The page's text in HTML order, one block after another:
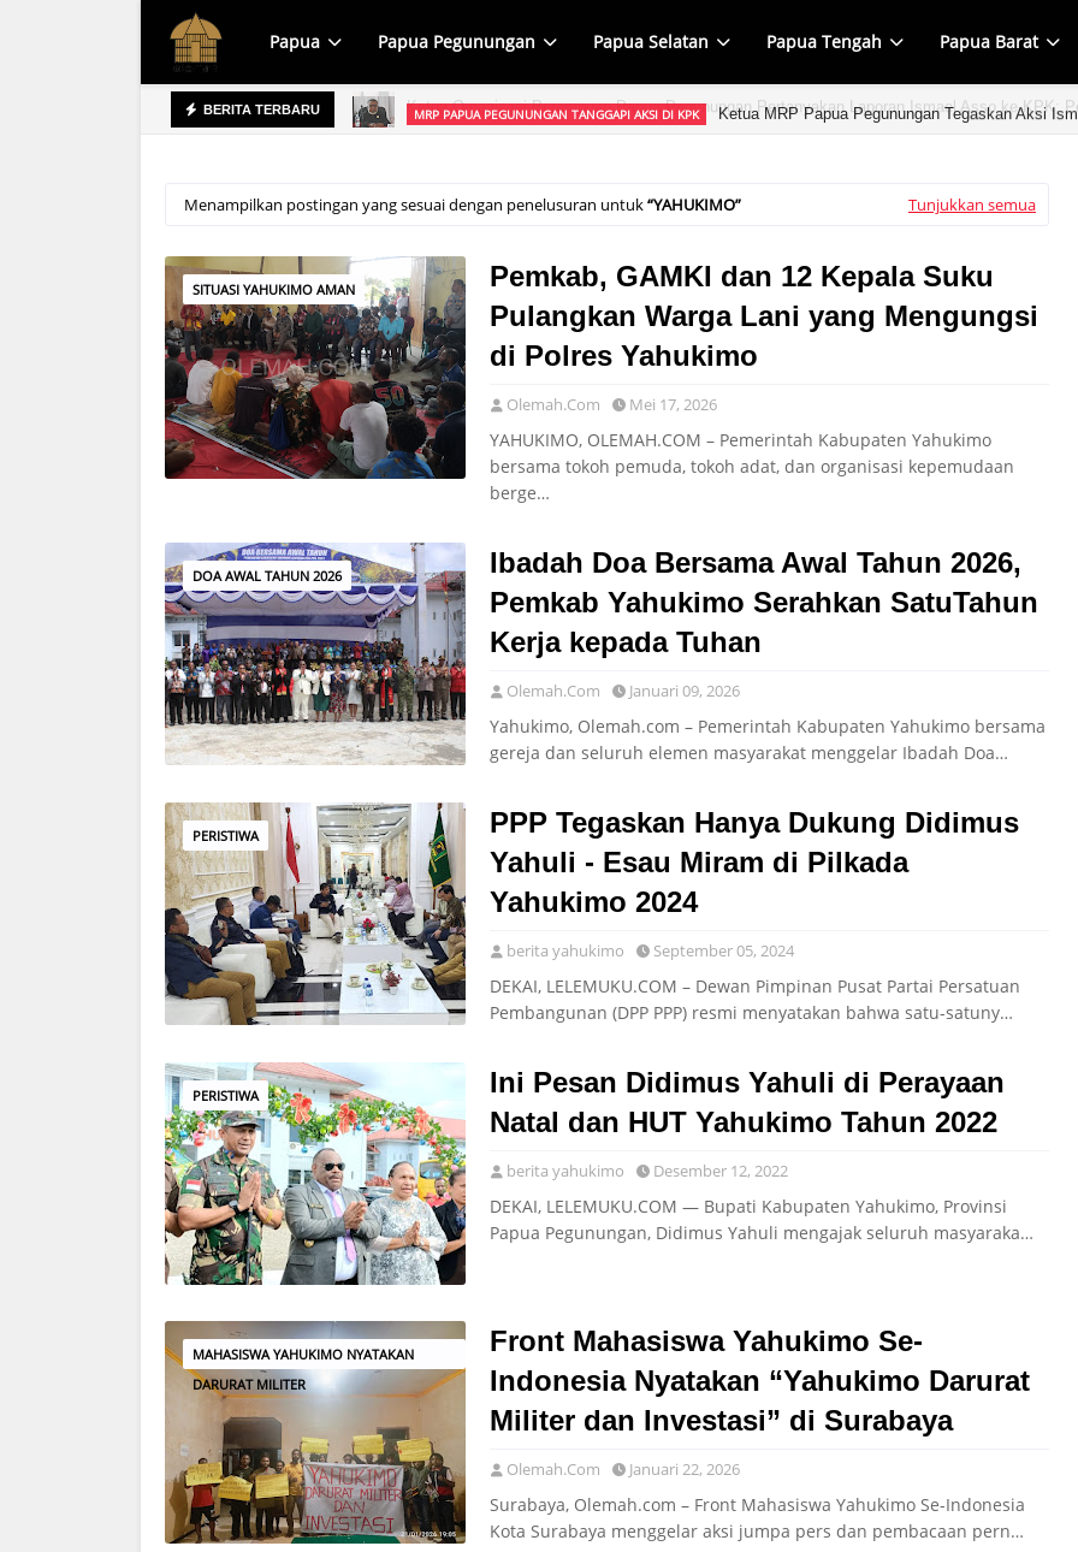
Papua Papua Pegunungan Papua Selatan Papua Tengah Papua Barat
BERITA TERBARU MRP PAPUA PEGUNUNGAN TANGGAPI AKSI DI KPK Ketua MRP Papua Pegunungan Tegaskan Aksi
Menampilkan postingan yang sesuai dengan penelusuran untuk YAHUKIMO Tunjukkan semua
SITUASI YAHUKIMO AMAN
Pemkab, GAMKI dan 12 Kepala Suku
Pulangkan Warga Lani yang Mengungsi
di Polres Yahukimo
Olemah.Com Mei 17, 2026
YAHUKIMO, OLEMAH.COM – Pemerintah Kabupaten Yahukimo
bersama tokoh pemuda, tokoh adat, dan organisasi kepemudaan
berge…
DOA AWAL TAHUN 2026
Ibadah Doa Bersama Awal Tahun 2026,
Pemkab Yahukimo Serahkan SatuTahun
Kerja kepada Tuhan
Olemah.Com Januari 09, 2026
Yahukimo, Olemah.com – Pemerintah Kabupaten Yahukimo bersama
gereja dan seluruh elemen masyarakat menggelar Ibadah Doa…
PERISTIWA
PPP Tegaskan Hanya Dukung Didimus
Yahuli - Esau Miram di Pilkada
Yahukimo 2024
berita yahukimo September 05, 2024
DEKAI, LELEMUKU.COM – Dewan Pimpinan Pusat Partai Persatuan
Pembangunan (DPP PPP) resmi menyatakan bahwa satu-satuny…
PERISTIWA
Ini Pesan Didimus Yahuli di Perayaan
Natal dan HUT Yahukimo Tahun 2022
berita yahukimo Desember 12, 2022
DEKAI, LELEMUKU.COM — Bupati Kabupaten Yahukimo, Provinsi
Papua Pegunungan, Didimus Yahuli mengajak seluruh masyaraka…
MAHASISWA YAHUKIMO NYATAKAN
DARURAT MILITER
Front Mahasiswa Yahukimo Se-
Indonesia Nyatakan “Yahukimo Darurat
Militer dan Investasi” di Surabaya
Olemah.Com Januari 22, 2026
Surabaya, Olemah.com – Front Mahasiswa Yahukimo Se-Indonesia
Kota Surabaya menggelar aksi jumpa pers dan pembacaan pern…